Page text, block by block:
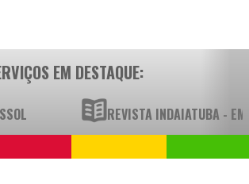
EM DESTAQUE:
REVISTA INDAIATUBA -